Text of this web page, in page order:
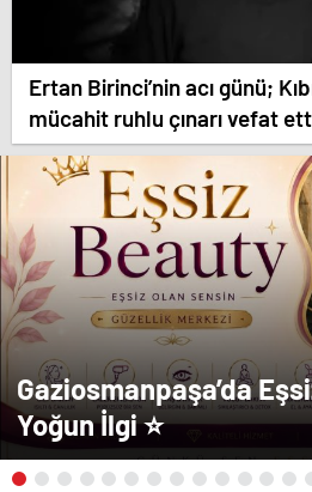
Ertan Birinci’nin acı günü;
mücahit ruhlu çınarı vefat
Gaziosmanpaşa’da
Yoğun İlgi ⭐